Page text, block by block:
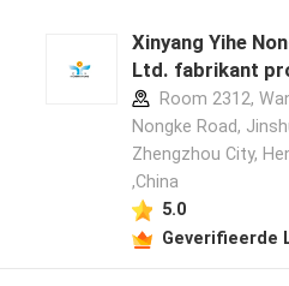
Xinyang Yihe
Ltd. fabrikant
Room 2312,
Nongke Road,
Zhengzhou City,
,China
5.0
Geverifieerde